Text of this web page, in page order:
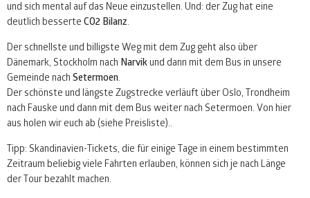
und sich mental auf das Neue einzustellen. Und: der Zug hat eine
deutlich besserte CO2 Bilanz.
Der schnellste und billigste Weg mit dem Zug geht also über
Dänemark, Stockholm nach Narvik und dann mit dem Bus in unsere
Gemeinde nach Setermoen.
Der schönste und längste Zugstrecke verläuft über Oslo, Trondheim
nach Fauske und dann mit dem Bus weiter nach Setermoen. Von hier
aus holen wir euch ab (siehe Preisliste)..
Tipp: Skandinavien-Tickets, die für einige Tage in einem bestimmten
Zeitraum beliebig viele Fahrten erlauben, können sich je nach Länge
der Tour bezahlt machen.